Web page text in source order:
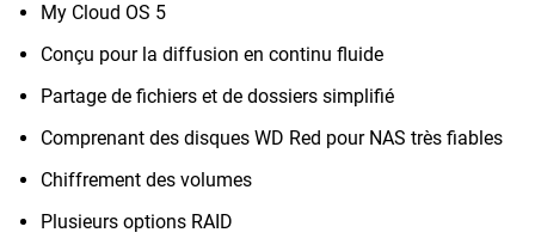
My Cloud OS 5
Conçu pour la diffusion en continu fluide
Partage de fichiers et de dossiers simplifié
Comprenant des disques WD Red pour NAS très fiables
Chiffrement des volumes
Plusieurs options RAID